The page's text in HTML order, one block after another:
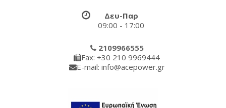
Δευ-Παρ
09:00 - 17:00
2109966555
Fax: +30 210 9969444
E-mail: info@acepower.gr